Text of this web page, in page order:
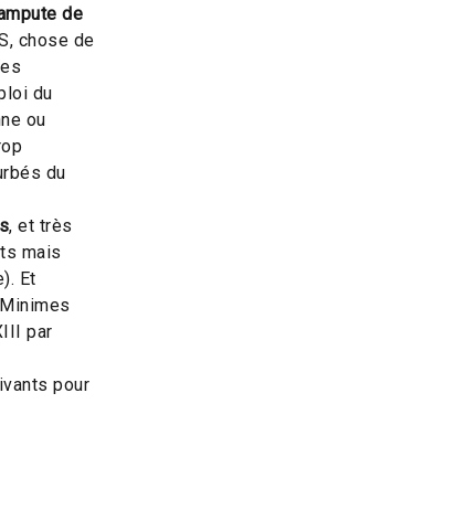
de
chose de
du
ou
du
, et très
mais
Et
par
pour